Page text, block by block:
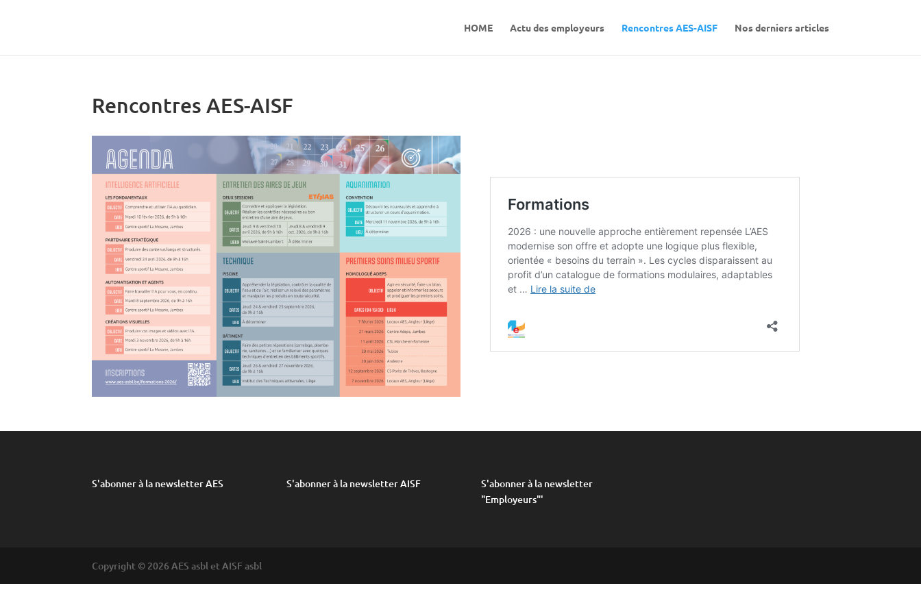
HOME Actu des employeurs Rencontres AES-AISF Nos derniers articles
Rencontres AES-AISF
S'abonner à la newsletter AES S'abonner à la newsletter AISF
S'abonner à la newsletter
"Employeurs"'
Copyright © 2026 AES asbl et AISF asbl